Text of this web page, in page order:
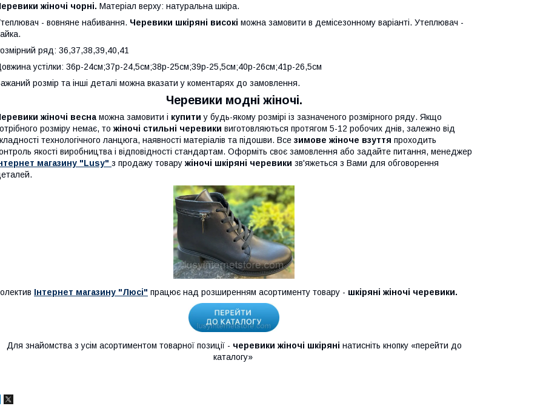
жіночі чорні. Матеріал верху: натуральна шкіра.
- вовняне набивання. Черевики шкіряні високі можна замовити в демісезонному варіанті. Утеплювач -
ряд: 36,37,38,39,40,41
устілки: 36р-24см;37р-24,5см;38р-25см;39р-25,5см;40р-26см;41р-26,5см
розмір та інші деталі можна вказати у коментарях до замовлення.
Черевики модні жіночі.
жіночі весна можна замовити і купити у будь-якому розмірі із зазначеного розмірного ряду. Якщо
розміру немає, то жіночі стильні черевики виготовляються протягом 5-12 робочих днів, залежно від
технологічного ланцюга, наявності матеріалів та підошви. Все зимове жіноче взуття проходить
якості виробництва і відповідності стандартам. Оформіть своє замовлення або задайте питання, менеджер
магазину "Lusy" з продажу товару жіночі шкіряні черевики зв'яжеться з Вами для обговорення
Інтернет магазину "Люсі" працює над розширенням асортименту товару - шкіряні жіночі черевики.
Для знайомства з усім асортиментом товарної позиції - черевики жіночі шкіряні натисніть кнопку «перейти до
каталогу»